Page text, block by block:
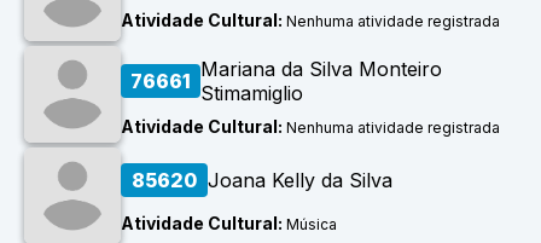
Atividade Cultural: Nenhuma atividade registrada
76661 Mariana da Silva Monteiro
Stimamiglio
Atividade Cultural: Nenhuma atividade registrada
85620 Joana Kelly da Silva
Atividade Cultural: Música